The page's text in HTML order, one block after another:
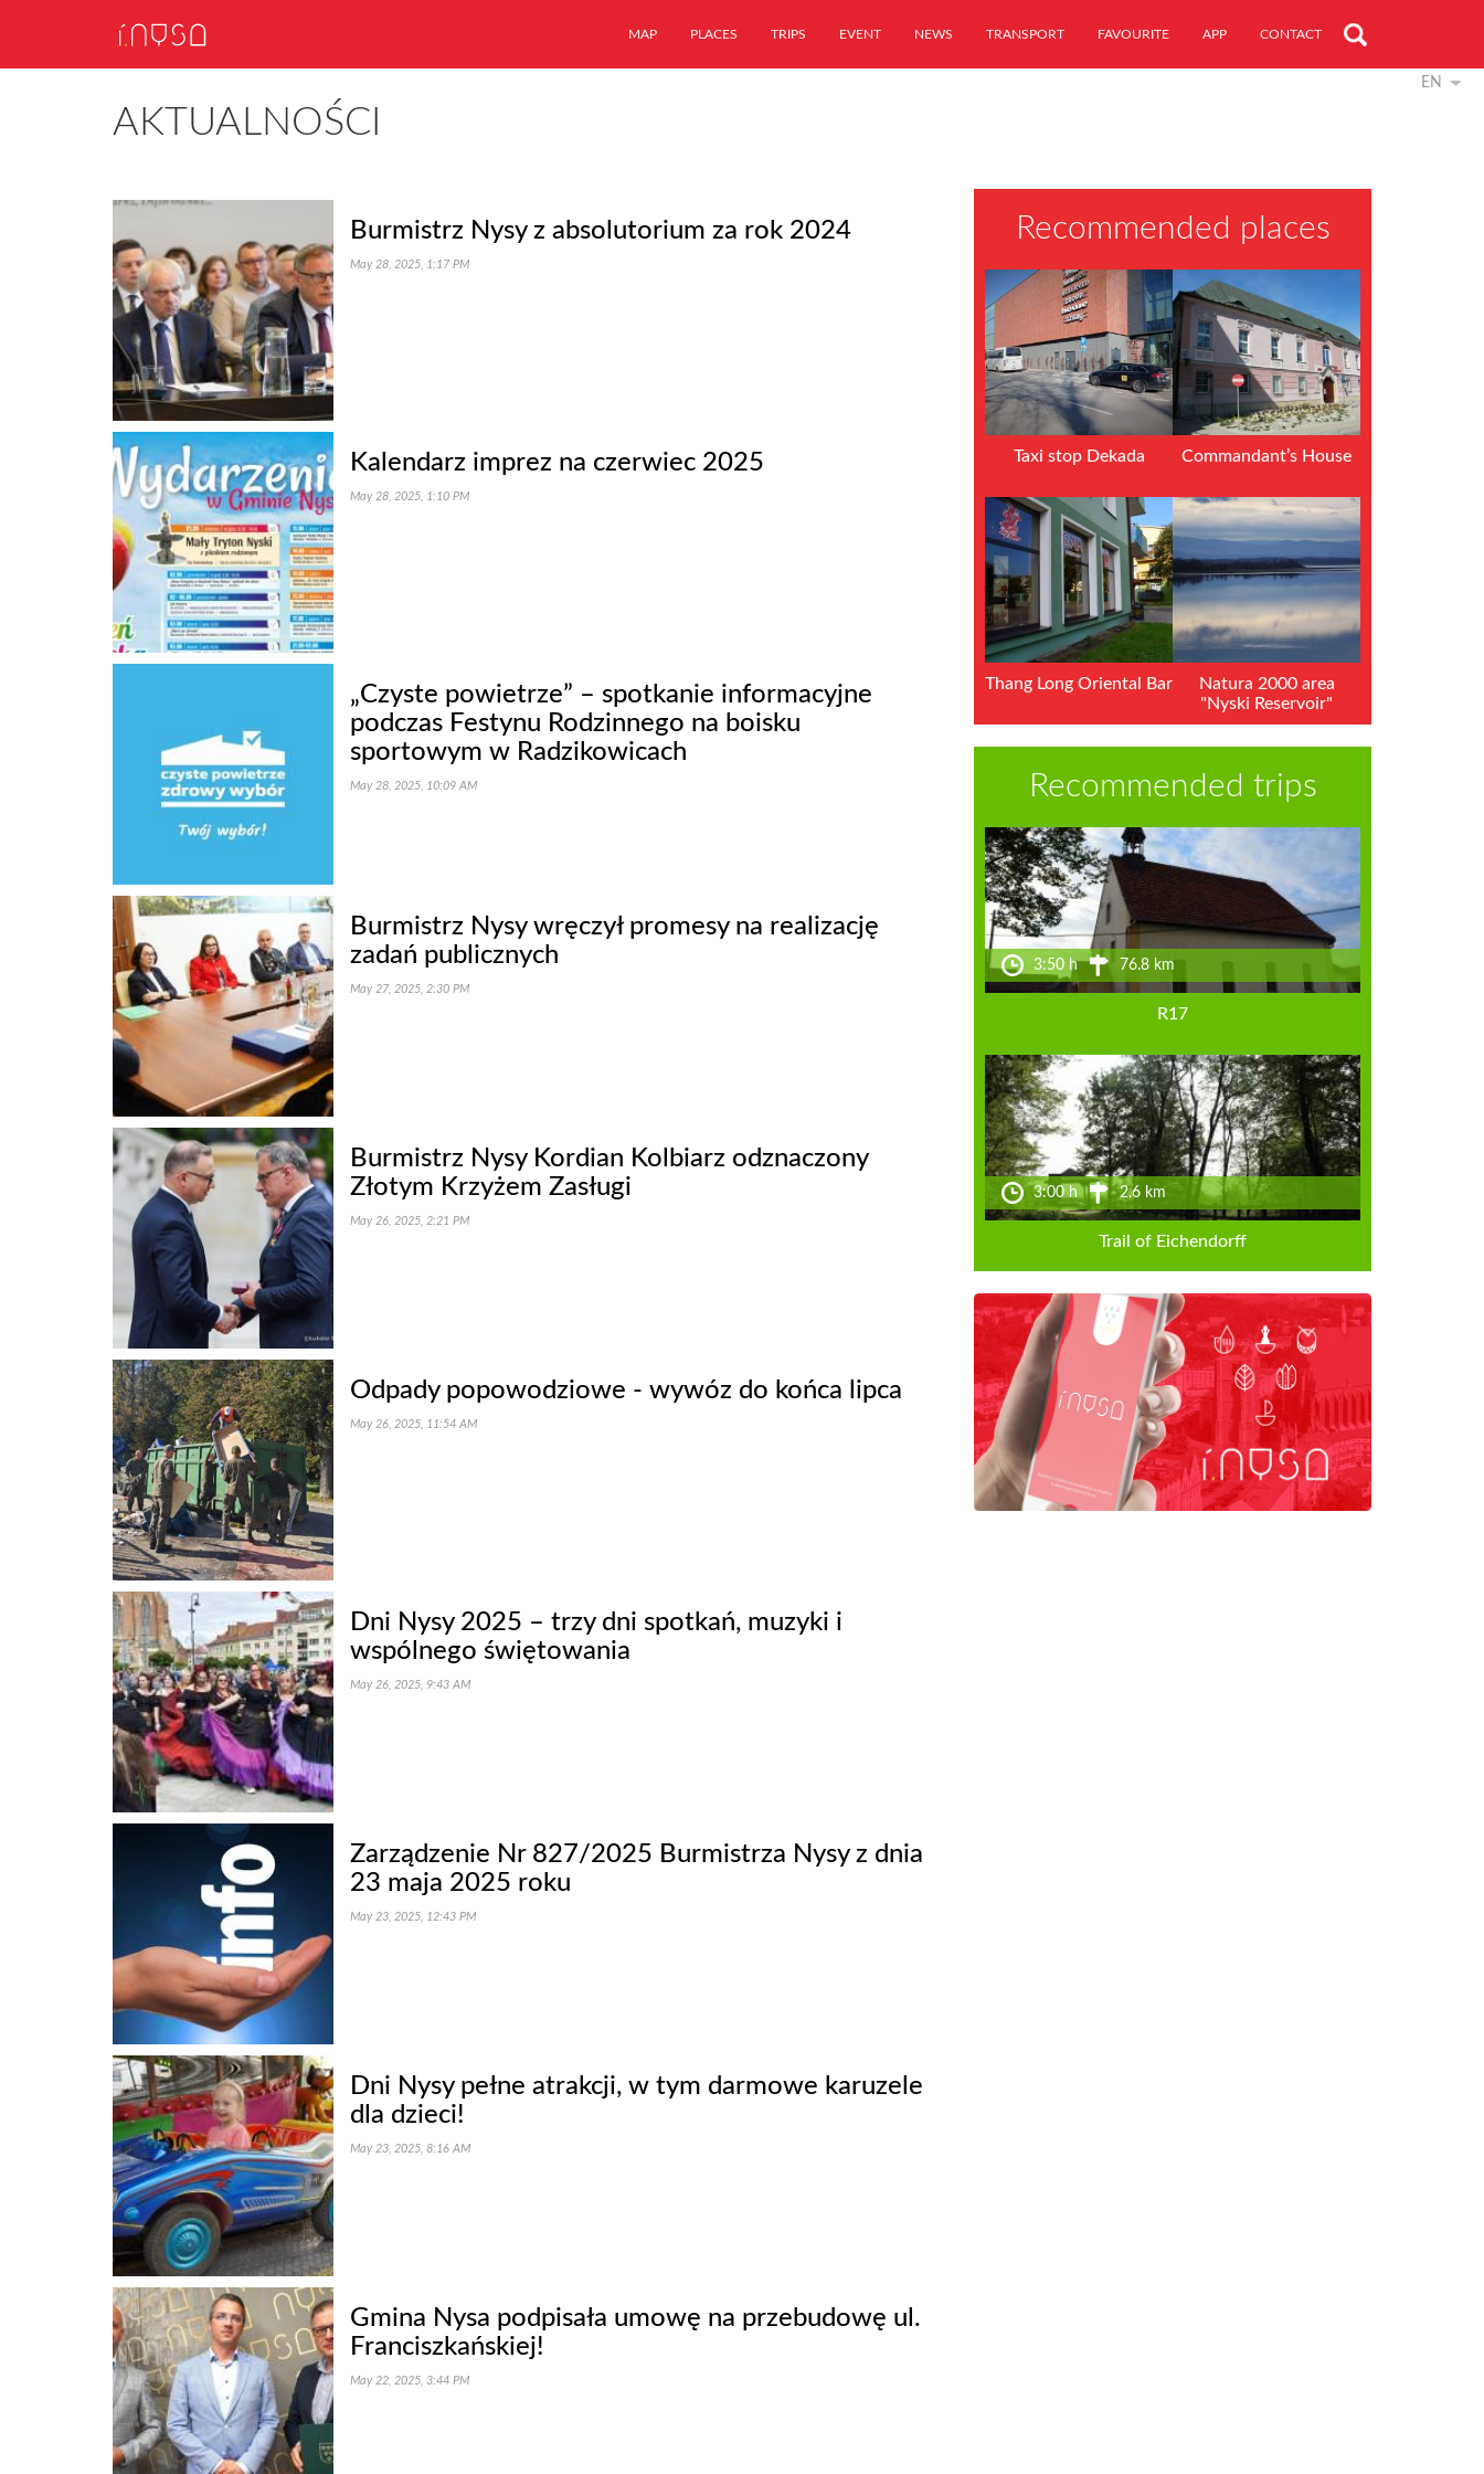
MAP PLACES TRIPS EVENT NEWS TRANSPORT FAVOURITE APP CONTACT
EN
AKTUALNOŚCI
Burmistrz Nysy z absolutorium za rok 2024
May 28, 2025, 1:17 PM
Kalendarz imprez na czerwiec 2025
May 28, 2025, 1:10 PM
„Czyste powietrze” – spotkanie informacyjne
podczas Festynu Rodzinnego na boisku
sportowym w Radzikowicach
May 28, 2025, 10:09 AM
Burmistrz Nysy wręczył promesy na realizację
zadań publicznych
May 27, 2025, 2:30 PM
Burmistrz Nysy Kordian Kolbiarz odznaczony
Złotym Krzyżem Zasługi
May 26, 2025, 2:21 PM
Odpady popowodziowe - wywóz do końca lipca
May 26, 2025, 11:54 AM
Dni Nysy 2025 – trzy dni spotkań, muzyki i
wspólnego świętowania
May 26, 2025, 9:43 AM
Zarządzenie Nr 827/2025 Burmistrza Nysy z dnia
23 maja 2025 roku
May 23, 2025, 12:43 PM
Dni Nysy pełne atrakcji, w tym darmowe karuzele
dla dzieci!
May 23, 2025, 8:16 AM
Gmina Nysa podpisała umowę na przebudowę ul.
Franciszkańskiej!
May 22, 2025, 3:44 PM
Recommended places
Taxi stop Dekada Commandant’s House
Thang Long Oriental Bar
Natura 2000 area
"Nyski Reservoir"
Recommended trips
3:50 h 76.8 km
R17
3:00 h 2.6 km
Trail of Eichendorff